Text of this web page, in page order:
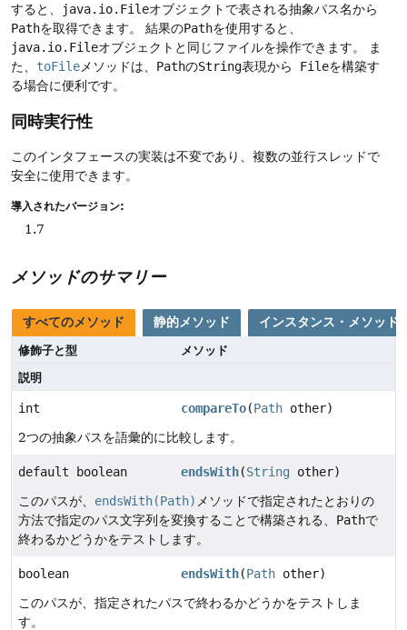
すると、
java.io.Fileオブジェクトで表される抽象パス名から
Pathを取得できます。 結果のPathを使用すると、
java.io.Fileオブジェクトと同じファイルを操作できます。
ま
た、 toFile メソッドは、 PathのString表現から Fileを構築す
る場合に便利です。
同時実行性
このインタフェースの実装は不変であり、複数の並行スレッドで
安全に使用できます。
導入されたバージョン:
1.7
メソッドのサマリー
すべてのメソッド 静的メソッド インスタンス・メソッド
修飾子と型
メソッド
説明
int compareTo(Path other)
2つの抽象パスを語彙的に比較します。
default boolean endsWith(String other)
このパスが、 endsWith(Path) メソッドで指定されたとおりの
方法で指定のパス文字列を変換することで構築される、 Pathで
終わるかどうかをテストします。
boolean endsWith(Path other)
このパスが、指定されたパスで終わるかどうかをテストしま
す。